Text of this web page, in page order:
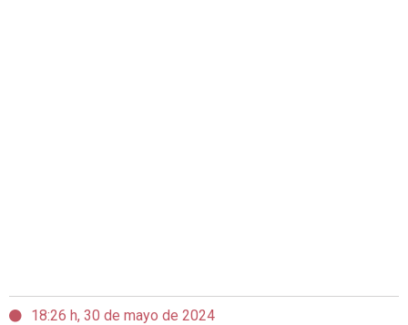
18:26 h, 30 de mayo de 2024